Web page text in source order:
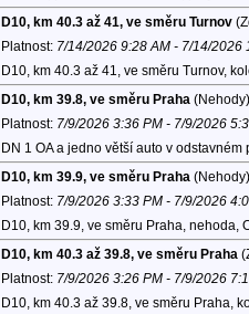
D10, km 40.3 až 41, ve směru Turnov
Platnost: 7/14/2026 9:28 AM - 7/14/2026
D10, km 40.3 až 41, ve směru Turnov,
D10, km 39.8, ve směru Praha (Nehody)
Platnost: 7/9/2026 3:36 PM - 7/9/2026
DN 1 OA a jedno větší auto v
D10, km 39.9, ve směru Praha (Nehody)
Platnost: 7/9/2026 3:33 PM - 7/9/2026
D10, km 39.9, ve směru Praha, nehoda,
D10, km 40.3 až 39.8, ve směru Praha
Platnost: 7/9/2026 3:26 PM - 7/9/2026
D10, km 40.3 až 39.8, ve směru Praha,